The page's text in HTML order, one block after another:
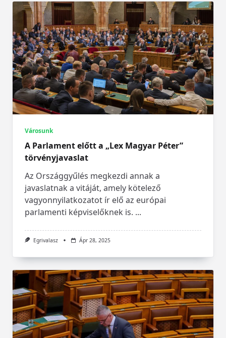
Városunk
A Parlament előtt a „Lex Magyar Péter”
törvényjavaslat
Az Országgyűlés megkezdi annak a
javaslatnak a vitáját, amely kötelező
vagyonnyilatkozatot ír elő az európai
parlamenti képviselőknek is. ...
Egrivalasz Ápr 28, 2025